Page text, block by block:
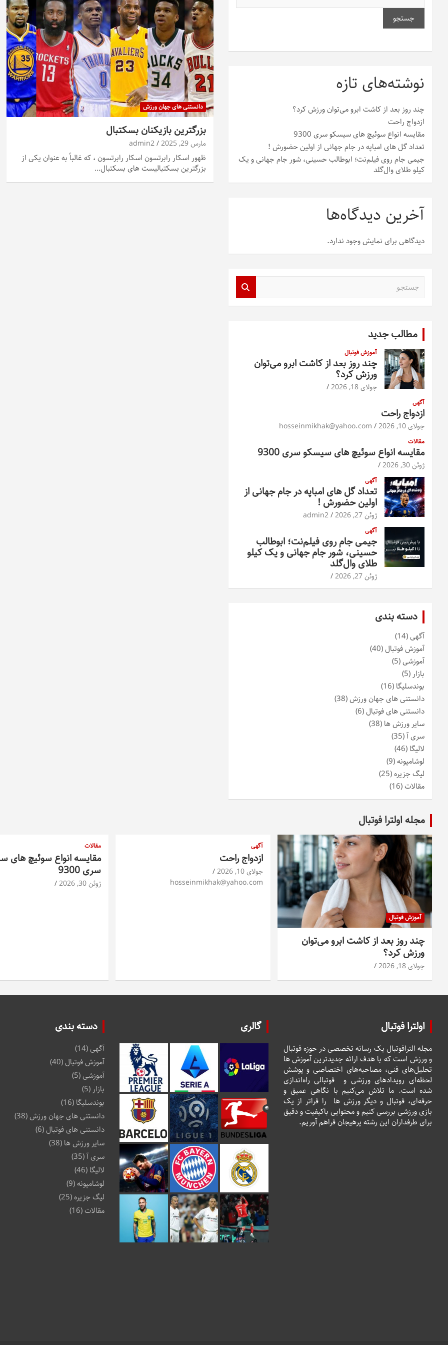
دانستنی های جهان ورزش
بزرگترین بازیکنان بسکتبال
مارس 29, 2025 admin2
ظهور اسکار رابرتسون اسکار رابرتسون ، که غالباً به عنوان یکی از
بزرگترین بسکتبالیست های بسکتبال…
جستجو
نوشته‌های تازه
چند روز بعد از کاشت ابرو می‌توان ورزش کرد؟
ازدواج راحت
مقایسه انواع سوئیچ های سیسکو سری 9300
تعداد گل های امباپه در جام جهانی از اولین حضورش !
جیمی جام روی فیلم‌نت؛ ابوطالب حسینی، شور جام جهانی و یک
کیلو طلای وال‌گلد
آخرین دیدگاه‌ها
دیدگاهی برای نمایش وجود ندارد.
مطالب جدید
آموزش فوتبال
چند روز بعد از کاشت ابرو می‌توان
ورزش کرد؟
جولای 18, 2026
آگهی
ازدواج راحت
جولای 10, 2026 hosseinmikhak@yahoo.com
مقالات
مقایسه انواع سوئیچ های سیسکو سری 9300
ژوئن 30, 2026
آگهی
تعداد گل های امباپه در جام جهانی از
اولین حضورش !
ژوئن 27, 2026 admin2
آگهی
جیمی جام روی فیلم‌نت؛ ابوطالب
حسینی، شور جام جهانی و یک کیلو
طلای وال‌گلد
ژوئن 27, 2026
دسته بندی
آگهی(14)
آموزش فوتبال(40)
آموزشی(5)
بازار (5)
بوندسلیگا (16)
دانستنی های جهان ورزش(38)
دانستنی های فوتبال(6)
سایر ورزش ها (38)
سری آ(35)
لالیگا (46)
لوشامپونه(9)
لیگ جزیره(25)
مقالات(16)
مجله اولترا فوتبال
آموزش فوتبال
چند روز بعد از کاشت ابرو می‌توان
ورزش کرد؟
جولای 18, 2026
آگهی
ازدواج راحت
جولای 10, 2026
hosseinmikhak@yahoo.com
مقالات
مقایسه انواع سوئیچ های
سری 9300
ژوئن 30, 2026
اولترا فوتبال
مجله الترافوتبال یک رسانه تخصصی در حوزه فوتبال
و ورزش است که با هدف ارائه جدیدترین آموزش ها
تحلیل‌های فنی، مصاحبه‌های اختصاصی و پوشش
لحظه‌ای رویدادهای ورزشی و فوتبالی راه‌اندازی
شده است. ما تلاش می‌کنیم با نگاهی عمیق و
حرفه‌ای، فوتبال و دیگر ورزش ها را فراتر از یک
بازی ورزشی بررسی کنیم و محتوایی باکیفیت و دقیق
برای طرفداران این رشته پرهیجان فراهم آوریم.
گالری دسته بندی
آگهی(14)
آموزش فوتبال (40)
آموزشی(5)
بازار (5)
بوندسلیگا (16)
دانستنی های جهان ورزش(38)
دانستنی های فوتبال (6)
سایر ورزش ها (38)
سری آ(35)
لالیگا (46)
لوشامپونه(9)
لیگ جزیره (25)
مقالات(16)